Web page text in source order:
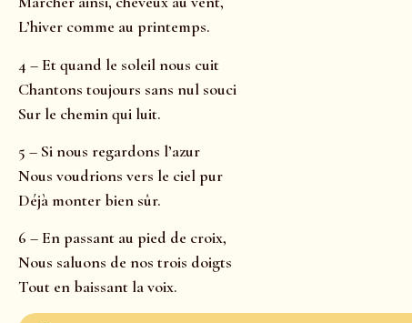
L’hiver comme au printemps.
4 – Et quand le soleil nous cuit
Chantons toujours sans nul souci
Sur le chemin qui luit.
5 – Si nous regardons l’azur
Nous voudrions vers le ciel pur
Déjà monter bien sûr.
6 – En passant au pied de croix,
Nous saluons de nos trois doigts
Tout en baissant la voix.